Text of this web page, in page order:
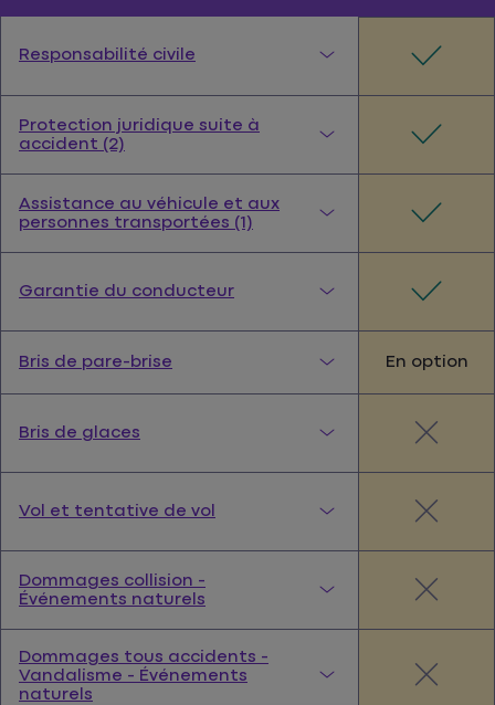
Responsabilité civile
Protection juridique suite à
accident (2)
Assistance au véhicule et aux
personnes transportées (1)
Garantie du conducteur
Bris de pare-brise En option
Bris de glaces
Vol et tentative de vol
Dommages collision -
Événements naturels
Dommages tous accidents -
Vandalisme - Événements
naturels